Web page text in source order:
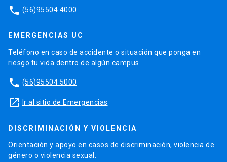
phone (56)95504 4000
EMERGENCIAS UC
Teléfono en caso de accidente o situación que ponga en
riesgo tu vida dentro de algún campus.
phone (56)95504 5000
launch Ir al sitio de Emergencias
DISCRIMINACIÓN Y VIOLENCIA
Orientación y apoyo en casos de discriminación, violencia de
género o violencia sexual.